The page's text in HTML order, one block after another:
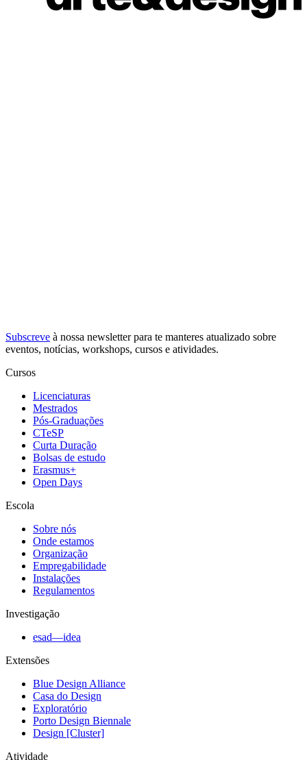
Subscreve à nossa newsletterpara te manteres atualizado sobre
eventos, notícias, workshops, cursos e atividades.
Cursos
Licenciaturas
Mestrados
Pós-Graduações
CTeSP
Curta Duração
Bolsas de estudo
Erasmus+
Open Days
Escola
Sobre nós
Onde estamos
Organização
Empregabilidade
Instalações
Regulamentos
Investigação
esad—idea
Extensões
Blue Design Alliance
Casa do Design
Exploratório
Porto Design Biennale
Design [Cluster]
Atividade